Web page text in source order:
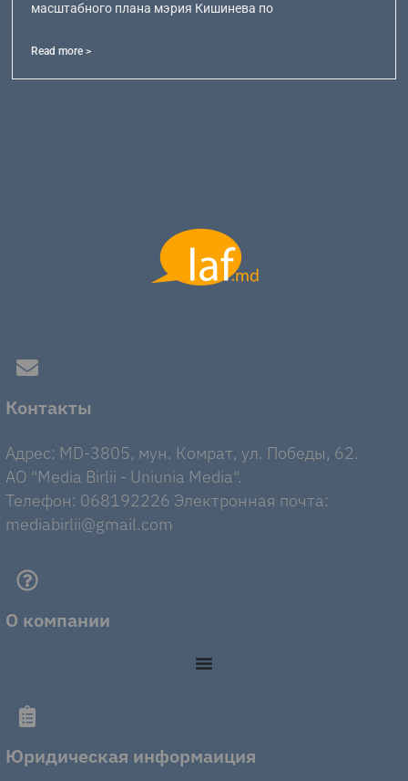
масштабного плана мэрия Кишинева по
Read more >
Контакты
Адрес: MD-3805, мун. Комрат, ул. Победы, 62.
AO "Media Birlii - Uniunia Media".
Телефон: 068192226 Электронная почта:
mediabirlii@gmail.com
О компании
Юридическая информаиция